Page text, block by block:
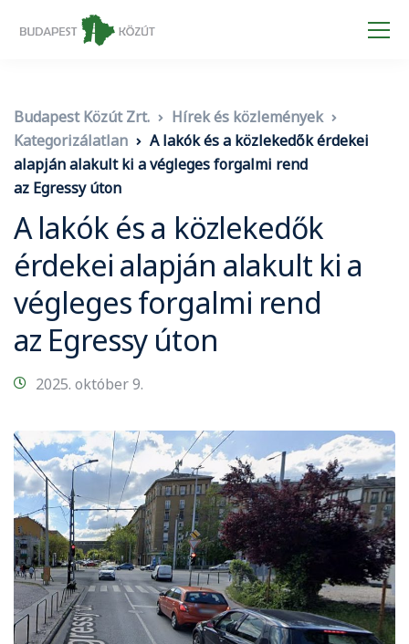
Budapest Közút Zrt.
Hírek és közlemények
Kategorizálatlan
A lakók és a közlekedők érdekei
alapján alakult ki a végleges forgalmi rend
az Egressy úton
A lakók és a közlekedők
érdekei alapján alakult ki a
végleges forgalmi rend
az Egressy úton
2025. október 9.